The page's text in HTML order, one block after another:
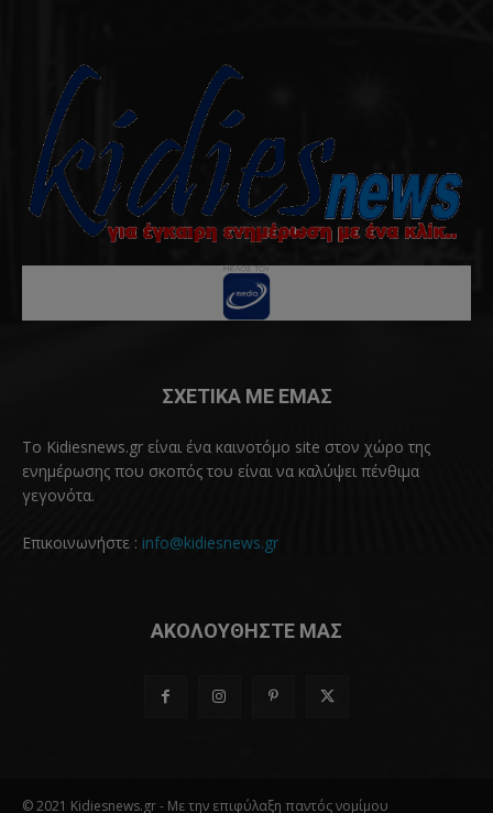
ΣΧΕΤΙΚΑ ΜΕ ΕΜΑΣ
Το Kidiesnews.gr είναι ένα καινοτόμο site στον χώρο της
ενημέρωσης που σκοπός του είναι να καλύψει πένθιμα
γεγονότα.
Επικοινωνήστε : info@kidiesnews.gr
ΑΚΟΛΟΥΘΗΣΤΕ ΜΑΣ
© 2021 Kidiesnews.gr - Με την επιφύλαξη παντός νομίμου